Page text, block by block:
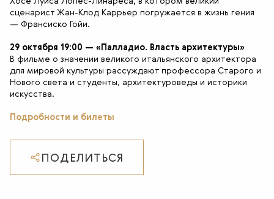
сценарист Жан-Клод Каррьер погружается в жизнь гения
— Франсиско Гойи.
29 октября 19:00 — «Палладио. Власть архитектуры»
В фильме о значении великого итальянского архитектора
для мировой культуры рассуждают профессора Старого и
Нового света и студенты, архитектуроведы и историки
искусства.
Подробности и билеты
ПОДЕЛИТЬСЯ